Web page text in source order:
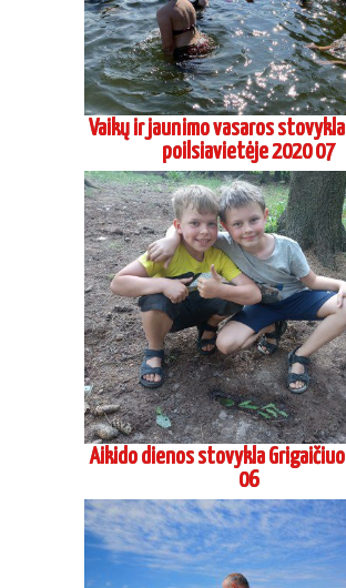
Vaikų ir jaunimo vasaros
poilsiavietėje 2020 07
Aikido dienos stovykla
06